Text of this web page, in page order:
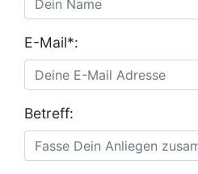
E-Mail*:
Betreff: